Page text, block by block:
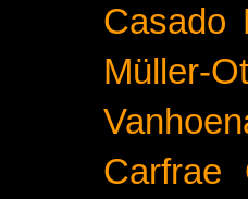
Casado
Müller-
Carfrae